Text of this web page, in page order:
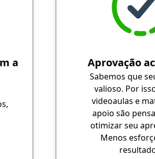
a
Aprovação
Sabemos que
valioso. Por
videoaulas e
apoio são
otimizar seu
Menos